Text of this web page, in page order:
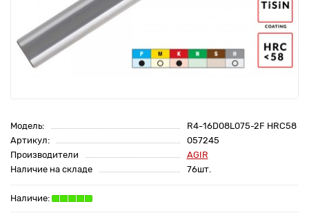
Модель:
R4-16D08L075-2F HRC58
Артикул:
057245
Производители
AGIR
Наличие на складе
76шт.